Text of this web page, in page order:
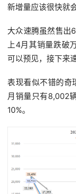
新增量应该很快就
大众速腾虽然售出
上4月其销量跌破
可以预见，接下来
表现看似不错的奇
月销量只有8,002
10%。